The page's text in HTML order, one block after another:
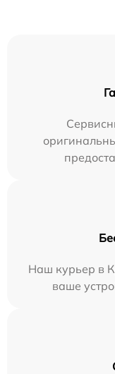
Наш курьер в
ваше